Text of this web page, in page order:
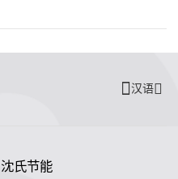
汉语
沈氏节能